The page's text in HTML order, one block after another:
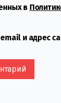
в
и адрес